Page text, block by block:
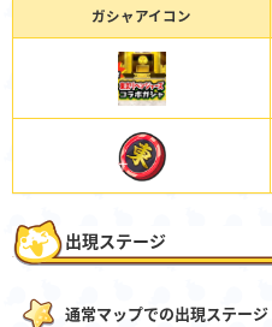
ガシャアイコン
出現ステージ
通常マップでの出現ステージ